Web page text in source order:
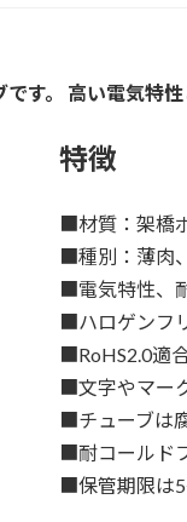
す。 高い電気特
特徴
■材質：架橋
■種別：薄肉
■電気特性、
■ハロゲンフ
■RoHS2.0適
■文字やマー
■チューブは
■耐コールド
■保管期限は